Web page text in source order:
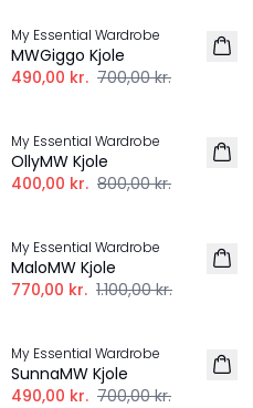
My Essential Wardrobe
MWGiggo Kjole
490,00 kr. 700,00 kr.
My Essential Wardrobe
OllyMW Kjole
400,00 kr. 800,00 kr.
My Essential Wardrobe
MaloMW Kjole
770,00 kr. 1.100,00 kr.
My Essential Wardrobe
SunnaMW Kjole
490,00 kr. 700,00 kr.